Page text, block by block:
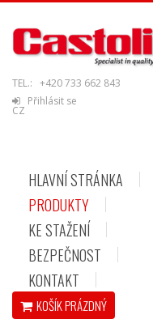
TEL.: +420 733 662 843
Přihlásit se
CZ
HLAVNÍ STRÁNKA
PRODUKTY
KE STAŽENÍ
BEZPEČNOST
KONTAKT
KOŠÍKPRÁZDNÝ